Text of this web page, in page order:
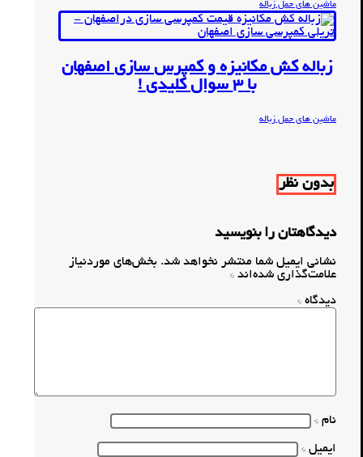
ماشین های حمل زباله
زباله کش مکانیزه و کمپرس سازی اصفهان
با 3 سوال کلیدی !
ماشین های حمل زباله
بدون نظر
دیدگاهتان را بنویسید
نشانی ایمیل شما منتشر نخواهد شد. بخش‌های موردنیاز
علامت‌گذاری شده‌اند *
دیدگاه *
نام *
ایمیل *